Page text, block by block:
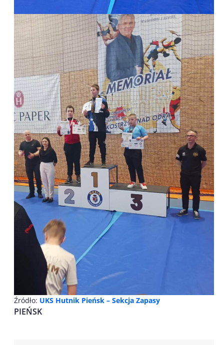
Źródło: UKS Hutnik Pieńsk – Sekcja Zapasy
PIEŃSK